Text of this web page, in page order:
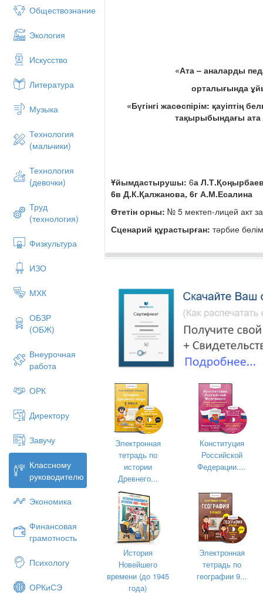
Обществознание
Экология
Искусство
Литература
Музыка
Технология
(мальчики)
Технология
(девочки)
Труд
(технология)
Физкультура
ИЗО
МХК
ОБЗР
(ОБЖ)
Внеурочная
работа
ОРК
Директору
Завучу
Классному
руководителю
Экономика
Финансовая
грамотность
Психологу
ОРКиСЭ
«Ата – аналарды
орталығында
«Бүгінгі жасөспірім: қауіптің
тақырыбындағы
Ұйымдастырушы: 6аЛ.Т
6вД.К.Қалжанова,6г А.М.Есалина
Өтетін орны: № 5 мектеп-лицей акт
Сценарий құрастырған: тәрбие
Дата:
17.01.2026ж.
Сыныбы : 6а, 6б,
6в , 6г.
Қатысушылар
Ата – аналар
жиналысының
тақырыбы:
Бүгінгі
Ұлттық құндылық
Жауапкершілік
(баланың өмірі
қауіпсіз орта
Мақсаты
Жасөспірімдер
ата-аналарға
қауіпсіз,
Электронная
тетрадь по
истории
Древнего...
Конституция
Российской
Федерации....
История
Новейшего
времени (до 1945
года)
Электронная
тетрадь по
географии 9...